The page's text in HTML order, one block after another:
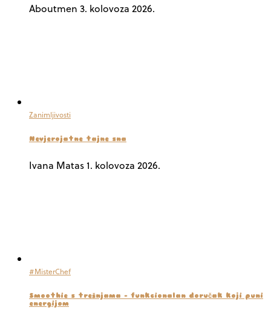
Aboutmen 3. kolovoza 2026.
Zanimljivosti
Nevjerojatne tajne sna
Ivana Matas1. kolovoza 2026.
#MisterChef
Smoothie s trešnjama – funkcionalan doručak koji puni
energijom